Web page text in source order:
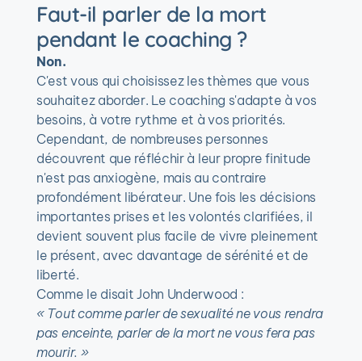
Faut-il parler de la mort
pendant le coaching ?
Non.
C'est vous qui choisissez les thèmes que vous
souhaitez aborder. Le coaching s'adapte à vos
besoins, à votre rythme et à vos priorités.
Cependant, de nombreuses personnes
découvrent que réfléchir à leur propre finitude
n'est pas anxiogène, mais au contraire
profondément libérateur. Une fois les décisions
importantes prises et les volontés clarifiées, il
devient souvent plus facile de vivre pleinement
le présent, avec davantage de sérénité et de
liberté.
Comme le disait John Underwood :
« Tout comme parler de sexualité ne vous rendra
pas enceinte, parler de la mort ne vous fera pas
mourir. »